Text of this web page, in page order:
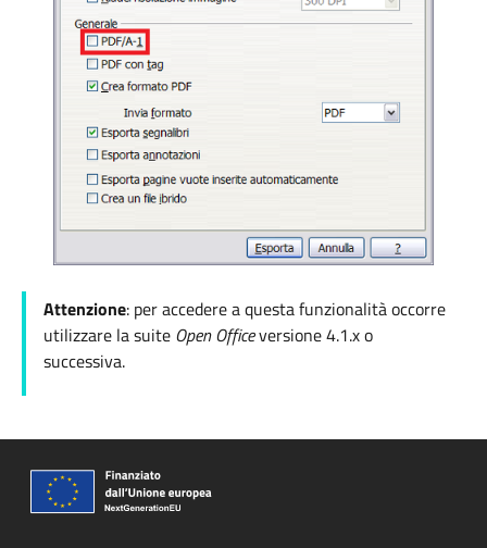
Attenzione: per accedere a questa funzionalità occorre
utilizzare la suite Open Officeversione4.1.x o
successiva.